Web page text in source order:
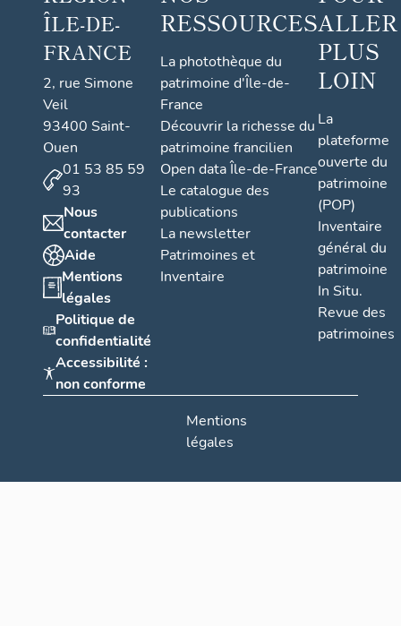
ÎLE-DE-
FRANCE
2, rue Simone
Veil
93400 Saint-
Ouen
01 53 85 59
93
Nous
contacter
Aide
Mentions
légales
Politique de
confidentialité
Accessibilité :
non conforme
RESSOURCES
La photothèque du
patrimoine d'Île-de-
France
Découvrir la richesse du
patrimoine francilien
Open data Île-de-France
Le catalogue des
publications
La newsletter
Patrimoines et
Inventaire
ALLER
PLUS
LOIN
La
plateforme
ouverte du
patrimoine
(POP)
Inventaire
général du
patrimoine
In Situ.
Revue des
patrimoines
Mentions
légales